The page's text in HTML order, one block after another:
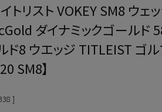
イトリスト VOKEY SM8 ウェ
ダイナミックゴールド
ド8 ウエッジ TITLEIST ゴ
SM8】